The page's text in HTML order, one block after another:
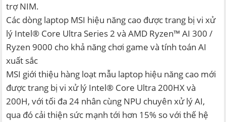
trợ NIM.
Các dòng laptop MSI hiệu năng cao được trang bị vi xử
lý Intel® Core Ultra Series 2 và AMD Ryzen™ AI 300 /
Ryzen 9000 cho khả năng chơi game và tính toán AI
xuất sắc
MSI giới thiệu hàng loạt mẫu laptop hiệu năng cao mới
được trang bị vi xử lý Intel® Core Ultra 200HX và
200H, với tối đa 24 nhân cùng NPU chuyên xử lý AI,
qua đó cải thiện sức mạnh tới hơn 15% so với thế hệ